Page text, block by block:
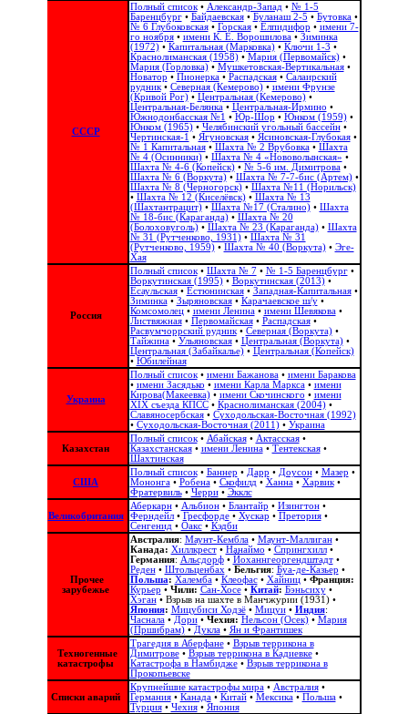
СССР
Полный список• Александр-Запад • № 1-5
Баренцбург• Байдаевская• Буланаш 2-5 • Бутовка•
№ 6 Глубоковская• Горская• Елпидифор • имени 7-
го ноября• имени К. Е. Ворошилова• Зиминка
(1972)• Капитальная (Марковка)• Ключи 1-3 •
Краснолиманская (1958)• Мария (Первомайск)•
Мария (Горловка)• Мушкетовская-Вертикальная•
Новатор • Пионерка• Распадская• Салаирский
рудник• Северная (Кемерово)• имени Фрунзе
(Кривой Рог)• Центральная (Кемерово)•
Центральная-Белянка• Центральная-Ирмино •
Южнодонбасская №1 • Юр-Шор • Юнком (1959)•
Юнком (1965)• Челябинский угольный бассейн•
Чертинская-1 • Ягуновская• Ясиновская-Глубокая•
№ 1 Капитальная• Шахта № 2 Врубовка• Шахта
№ 4 (Осинники)• Шахта № 4 «Нововолынская» •
Шахта № 4-6 (Копейск)• № 5-6 им. Димитрова•
Шахта № 6 (Воркута)• Шахта № 7-7-бис (Артем)•
Шахта № 8 (Черногорск)• Шахта №11 (Норильск)
• Шахта № 12 (Киселёвск)• Шахта № 13
(Шахтантрацит)• Шахта №17 (Сталино)• Шахта
№ 18-бис (Караганда)• Шахта № 20
(Болоховуголь)‎• Шахта № 23 (Караганда)• Шахта
№ 31 (Рутченково, 1931)• Шахта № 31
(Рутченково, 1959)• Шахта № 40 (Воркута)• Эге-
Хая
Россия
Полный список• Шахта № 7• № 1-5 Баренцбург•
Воркутинская (1995)• Воркутинская (2013)•
Есаульская• Естюнинская• Западная-Капитальная•
Зиминка• Зыряновская• Карачаевское ш/у•
Комсомолец• имени Ленина• имени Шевякова•
Листвяжная• Первомайская• Распадская•
Расвумчоррский рудник• Северная (Воркута)•
Тайжина• Ульяновская• Центральная (Воркута)•
Центральная (Забайкалье)• Центральная (Копейск)
• Юбилейная
Украина
Полный список• имени Бажанова• имени Баракова
• имени Засядько • имени Карла Маркса• имени
Кирова(Макеевка)• имени Скочинского • имени
ХІХ съезда КПСС• Краснолиманская (2004)•
Славяносербская• Суходольская-Восточная (1992)
• Суходольская-Восточная (2011)• Украина
Казахстан
Полный список• Абайская• Актасская•
Казахстанская• имени Ленина• Тентекская•
Шахтинская
США
Полный список• Баннер • Дарр • Доусон• Мазер •
Мононга• Робена• Скофилд • Ханна• Харвик•
Фратервиль• Черри• Экклс
Великобритания
Аберкарн• Альбион‎• Блантайр • Изингтон•
Ферндейл• Гресфорде• Хускар • Претория•
Сенгенид • Оакс• Кэдби
Прочее
зарубежье
Австралия: Маунт-Кембла• Маунт-Маллиган•
Канада: Хиллкрест• Нанаймо • Спрингхилл•
Германия: Альсдорф• Йоханнгеоргендштадт•
Реден• Штольценбах • Бельгия: Буа-де-Казьер •
Польша: Халемба• Клеофас• Хайниц• Франция:
Курьер • Чили: Сан-Хосе• Китай: Бэньсиху•
Хэган• Взрыв на шахте в Манчжурии (1931)•
Япония: Мицубиси Ходзё• Мицуи• Индия:
Часнала• Дори• Чехия: Нельсон (Осек)• Мария
(Пршибрам)• Дукла• Ян и Франтишек
Техногенные
катастрофы
Трагедия в Аберфане• Взрыв террикона в
Димитрове• Взрыв террикона в Кадиевке•
Катастрофа в Намбидже• Взрыв террикона в
Прокопьевске
Списки аварий
Крупнейшие катастрофы мира• Австралия•
Германия• Канада• Китай• Мексика• Польша•
Турция• Чехия• Япония